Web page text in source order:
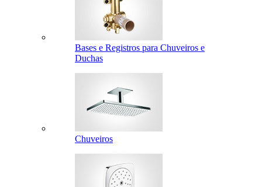
Bases e Registros para Chuveiros e
Duchas
Chuveiros